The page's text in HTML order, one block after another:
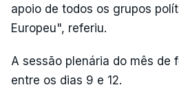
apoio de todos os grupos
Europeu", referiu.
A sessão plenária do mês de
entre os dias 9 e 12.